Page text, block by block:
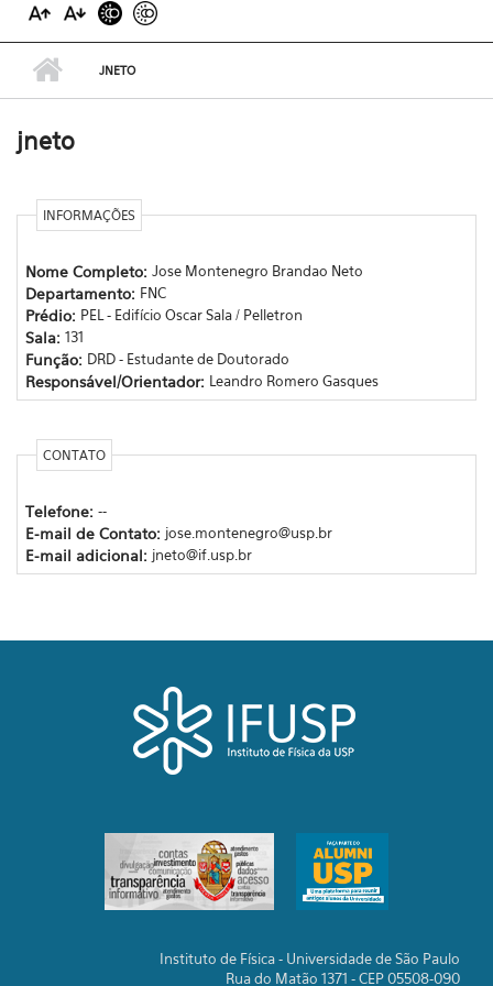
JNETO
jneto
INFORMAÇÕES
Nome Completo: Jose Montenegro Brandao Neto
Departamento: FNC
Prédio: PEL - Edifício Oscar Sala / Pelletron
Sala: 131
Função: DRD - Estudante de Doutorado
Responsável/Orientador: Leandro Romero Gasques
CONTATO
Telefone: --
E-mail de Contato: jose.montenegro@usp.br
E-mail adicional: jneto@if.usp.br
Instituto de Física - Universidade de São Paulo
Rua do Matão 1371 - CEP 05508-090